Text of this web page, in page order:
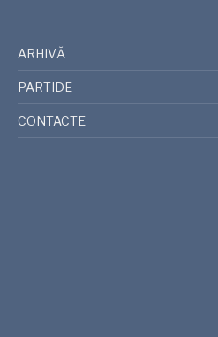
ARHIVĂ
PARTIDE
CONTACTE